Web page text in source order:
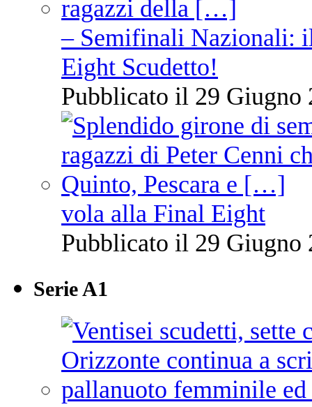
– Semifinali Nazionali:
Eight Scudetto!
Pubblicato il 29 Giugno
vola alla Final Eight
Pubblicato il 29 Giugno
Serie A1